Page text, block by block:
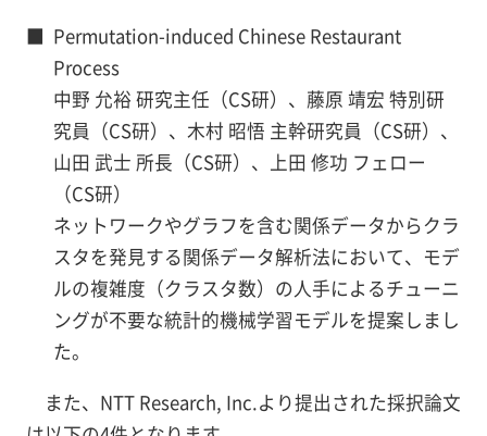
■ Permutation-induced Chinese Restaurant
Process
中野 允裕 研究主任（CS研）、藤原 靖宏 特別研
究員（CS研）、木村 昭悟 主幹研究員（CS研）、
山田 武士 所長（CS研）、上田 修功 フェロー
（CS研）
ネットワークやグラフを含む関係データからクラ
スタを発見する関係データ解析法において、モデ
ルの複雑度（クラスタ数）の人手によるチューニ
ングが不要な統計的機械学習モデルを提案しまし
た。
また、NTT Research, Inc.より提出された採択論文